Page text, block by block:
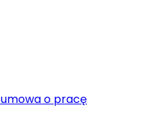
umowa o pracę